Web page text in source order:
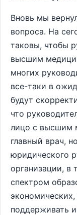
Вновь мы
вопроса. На
таковы, чтобы
высшим
многих
все-таки в
будут
что
лицо с высшим
главный врач,
юридического
организации, в
спектром
поддерживать